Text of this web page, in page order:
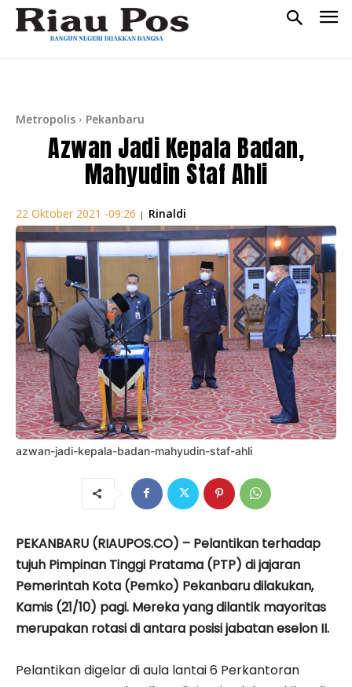
Metropolis Pekanbaru
Azwan Jadi Kepala Badan,
Mahyudin Staf Ahli
22 Oktober 2021 -09:26 | Rinaldi
azwan-jadi-kepala-badan-mahyudin-staf-ahli
PEKANBARU (RIAUPOS.CO) – Pelantikan terhadap
tujuh Pimpinan Tinggi Pratama (PTP) di jajaran
Pemerintah Kota (Pemko) Pekanbaru dilakukan,
Kamis (21/10) pagi. Mereka yang dilantik mayoritas
merupakan rotasi di antara posisi jabatan eselon II.
Pelantikan digelar di aula lantai 6 Perkantoran